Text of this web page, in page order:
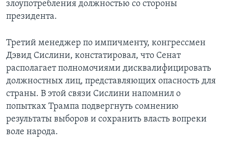
злоупотребления должностью со стороны
президента.
Третий менеджер по импичменту, конгрессмен
Дэвид Сислини, констатировал, что Сенат
располагает полномочиями дисквалифицировать
должностных лиц, представляющих опасность для
страны. В этой связи Сислини напомнил о
попытках Трампа подвергнуть сомнению
результаты выборов и сохранить власть вопреки
воле народа.